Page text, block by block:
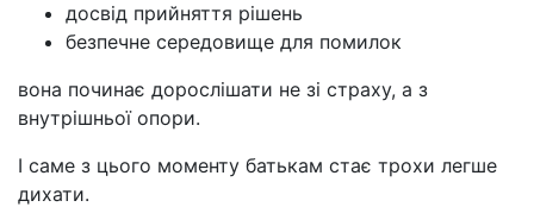
досвід прийняття рішень
безпечне середовище для помилок
вона починає дорослішати не зі страху, а з
внутрішньої опори.
І саме з цього моменту батькам стає трохи легше
дихати.